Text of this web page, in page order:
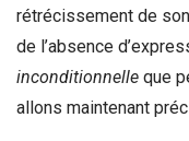
rétrécissement de
de l’absence
inconditionnelle que
allons maintenant